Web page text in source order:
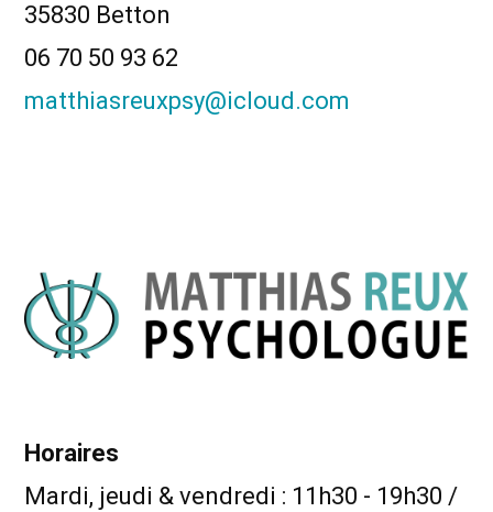
35830 Betton
06 70 50 93 62
matthiasreuxpsy@icloud.com
Horaires
Mardi, jeudi & vendredi : 11h30 - 19h30 /